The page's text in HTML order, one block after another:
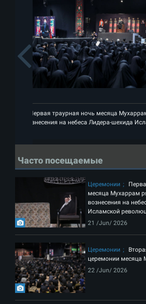
Первая траурная ночь месяца
вознесения на небеса Лидера-шехида
Часто посещаемые
Церемонии
месяца Мухаррам
вознесения на
Исламской
21 /Jun/ 2026
Церемонии
церемонии месяца
22 /Jun/ 2026